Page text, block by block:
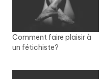
Comment faire plaisir à
un fétichiste?